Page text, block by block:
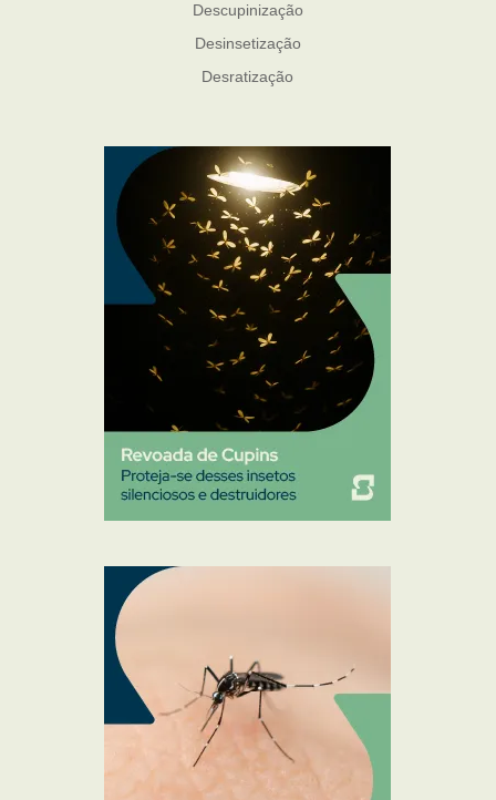
Descupinização
Desinsetização
Desratização
Mosquito Mist
Mosquitos
Percevejo de Cama
Pulgas e Carrapatos
Ratos
Sanitização
Traças